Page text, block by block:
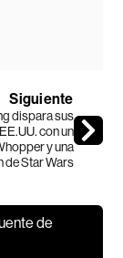
Siguiente
dispara sus
con un
y una
de Star Wars
de